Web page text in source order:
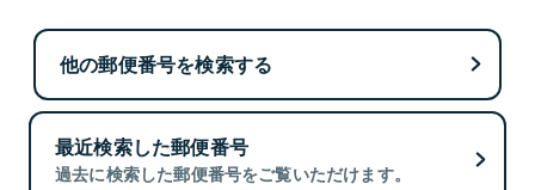
他の郵便番号を検索する
最近検索した郵便番号
過去に検索した郵便番号をご覧いただけます。